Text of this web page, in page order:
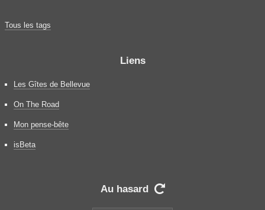
Tous les tags
Liens
Les Gîtes de Bellevue
On The Road
Mon pense-bête
isBeta
Au hasard 